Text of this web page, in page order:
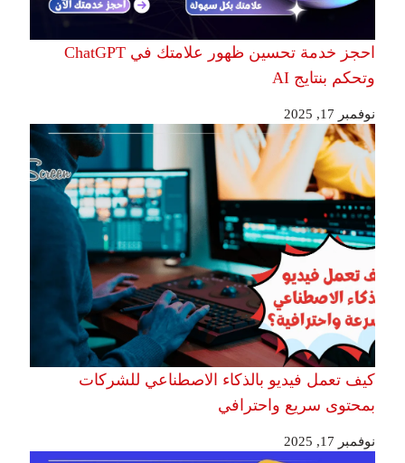
احجز خدمة تحسين ظهور علامتك في ChatGPT
وتحكم بنتايج AI
نوفمبر 17, 2025
كيف تعمل فيديو بالذكاء الاصطناعي للشركات
بمحتوى سريع واحترافي
نوفمبر 17, 2025